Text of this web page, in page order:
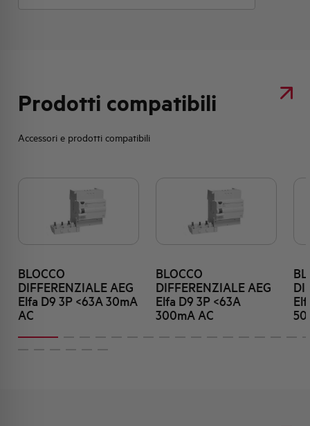
Prodotti compatibili
Accessori e prodotti compatibili
BLOCCO
DIFFERENZIALE AEG
Elfa D9 3P <63A 30mA
AC
BLOCCO
DIFFERENZIALE AEG
Elfa D9 3P <63A
300mA AC